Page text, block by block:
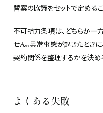
替案の協議をセットで定める
不可抗力条項は、どちらか一
せん。異常事態が起きたとき
契約関係を整理するかを決め
よくある失敗